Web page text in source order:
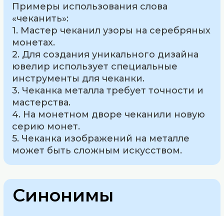
Примеры использования слова
«чеканить»:
1. Мастер чеканил узоры на серебряных
монетах.
2. Для создания уникального дизайна
ювелир использует специальные
инструменты для чеканки.
3. Чеканка металла требует точности и
мастерства.
4. На монетном дворе чеканили новую
серию монет.
5. Чеканка изображений на металле
может быть сложным искусством.
Синонимы